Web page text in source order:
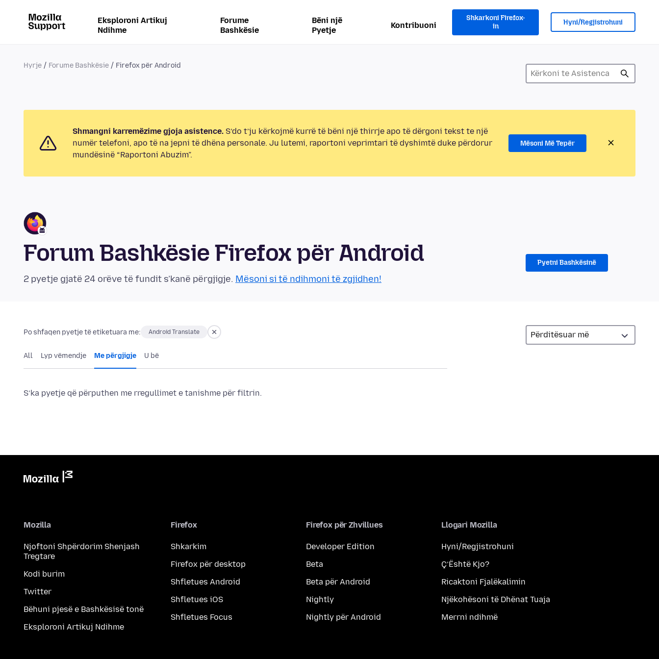
Eksploroni Artikuj
Ndihme
Forume
Bashkësie
Bëni një
Pyetje
Kontribuoni
Shkarkoni Firefox-
in
Hyni/Regjistrohuni
Hyrje Forume Bashkësie Firefox për Android
Shmangni karremëzime gjoja asistence. S’do t’ju kërkojmë kurrë të bëni një thirrje apo të dërgoni tekst te një
numër telefoni, apo të na jepni të dhëna personale. Ju lutemi, raportoni veprimtari të dyshimtë duke përdorur
mundësinë “Raportoni Abuzim”.
Mësoni Më Tepër
Forum Bashkësie Firefox për Android
2 pyetje gjatë 24 orëve të fundit s’kanë përgjigje. Mësoni si të ndihmoni të zgjidhen!
Pyetni Bashkësinë
Po shfaqen pyetje të etiketuara me: Android Translate
All Lyp vëmendje Me përgjigje U bë
S’ka pyetje që përputhen me rregullimet e tanishme për filtrin.
Mozilla
Njoftoni Shpërdorim Shenjash
Tregtare
Kodi burim
Twitter
Bëhuni pjesë e Bashkësisë tonë
Eksploroni Artikuj Ndihme
Firefox
Shkarkim
Firefox për desktop
Shfletues Android
Shfletues iOS
Shfletues Focus
Firefox për Zhvillues
Developer Edition
Beta
Beta për Android
Nightly
Nightly për Android
Llogari Mozilla
Hyni/Regjistrohuni
Ç’Është Kjo?
Ricaktoni Fjalëkalimin
Njëkohësoni të Dhënat Tuaja
Merrni ndihmë